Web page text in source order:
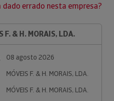
dado errado nesta empresa?
F. & H. MORAIS, LDA.
08 agosto 2026
MÓVEIS F. & H. MORAIS, LDA.
MÓVEIS F. & H. MORAIS, LDA.